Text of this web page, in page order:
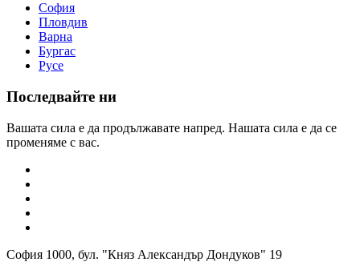
София
Пловдив
Варна
Бургас
Русе
Последвайте ни
Вашата сила е да продължавате напред. Нашата сила е да се
променяме с вас.
София 1000, бул. "Княз Александър Дондуков" 19